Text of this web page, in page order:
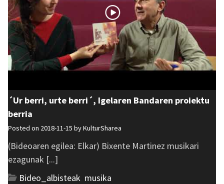
´Ur berri, urte berri´, Igelaren Bandaren proiektu
berria
Posted on 2018-11-15 byKulturSharea
(Bideoaren egilea: Elkar) Bixente Martinez musikari
ezagunak [...]
Bideo_albisteak musika